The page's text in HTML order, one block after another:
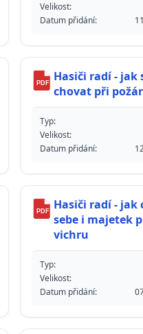
Velikost:
Datum přidání:
PDF
Hasiči radí - jak
chovat při
Typ:
Velikost:
Datum přidání:
PDF
Hasiči radí -
sebe i majetek
vichru
Typ:
Velikost:
Datum přidání: